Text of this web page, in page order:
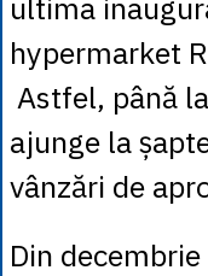
hypermarket
Astfel, până
ajunge la
vânzări de
Din